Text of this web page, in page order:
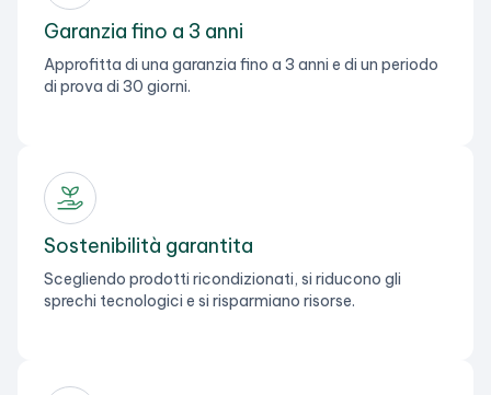
Garanzia fino a 3 anni
Approfitta di una garanzia fino a 3 anni e di un periodo
di prova di 30 giorni.
Sostenibilità garantita
Scegliendo prodotti ricondizionati, si riducono gli
sprechi tecnologici e si risparmiano risorse.